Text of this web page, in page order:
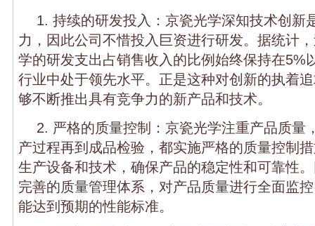
1. 持续的研发投入：京瓷光学深知技术创新
力，因此公司不惜投入巨资进行研发。据统计
学的研发支出占销售收入的比例始终保持在5%
行业中处于领先水平。正是这种对创新的执着
够不断推出具有竞争力的新产品和技术。
2. 严格的质量控制：京瓷光学注重产品质量
产过程再到成品检验，都实施严格的质量控制
生产设备和技术，确保产品的稳定性和可靠性
完善的质量管理体系，对产品质量进行全面监
能达到预期的性能标准。